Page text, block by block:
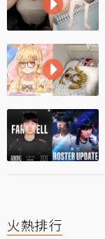
火熱排行